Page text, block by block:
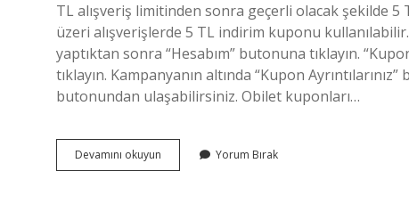
TL alışveriş limitinden sonra geçerli olacak şekilde
üzeri alışverişlerde 5 TL indirim kuponu
yaptıktan sonra “Hesabım” butonuna tıklayın.
tıklayın. Kampanyanın altında “Kupon
butonundan ulaşabilirsiniz. Obilet kuponları…
Devamını okuyun
Alırken
Yorum Bırak